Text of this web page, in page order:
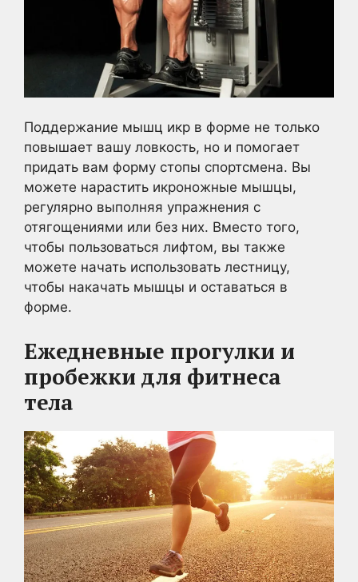
Поддержание мышц икр в форме не только
повышает вашу ловкость, но и помогает
придать вам форму стопы спортсмена. Вы
можете нарастить икроножные мышцы,
регулярно выполняя упражнения с
отягощениями или без них. Вместо того,
чтобы пользоваться лифтом, вы также
можете начать использовать лестницу,
чтобы накачать мышцы и оставаться в
форме.
Ежедневные прогулки и
пробежки для фитнеса
тела